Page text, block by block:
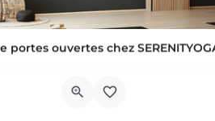
portes ouvertes chez